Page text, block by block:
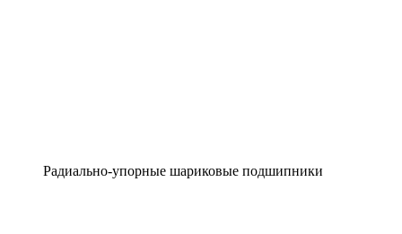
Радиально-упорные шариковые подшипники